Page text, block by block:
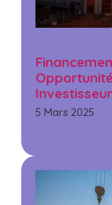
5 Mars 2025